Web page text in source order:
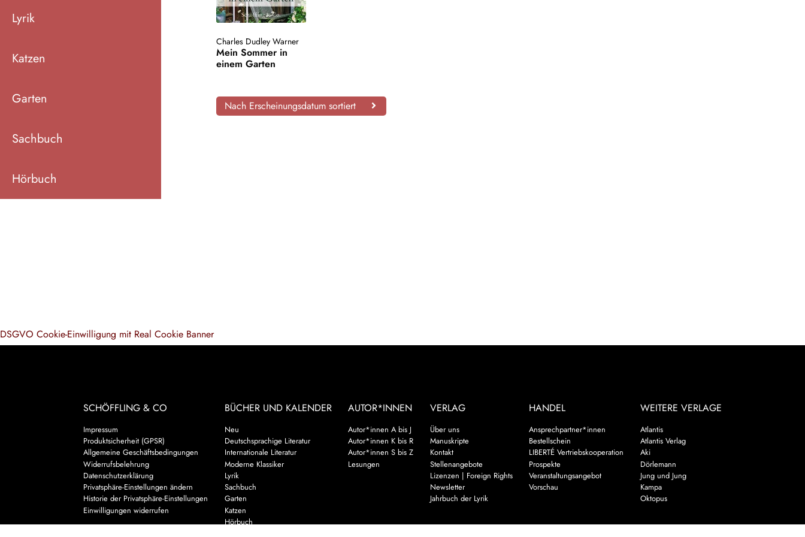
Lyrik
Katzen
Garten
Sachbuch
Hörbuch
Charles Dudley Warner
Mein Sommer in
einem Garten
Nach Erscheinungsdatum sortiert
SCHÖFFLING & CO
Impressum
Produktsicherheit (GPSR)
Allgemeine Geschäftsbedingungen
Widerrufsbelehrung
Datenschutzerklärung
Privatsphäre-Einstellungen ändern
Historie der Privatsphäre-Einstellungen
Einwilligungen widerrufen
BÜCHER UND KALENDER
Neu
Deutschsprachige Literatur
Internationale Literatur
Moderne Klassiker
Lyrik
Sachbuch
Garten
Katzen
Hörbuch
AUTOR*INNEN
Autor*innen A bis J
Autor*innen K bis R
Autor*innen S bis Z
Lesungen
VERLAG
Über uns
Manuskripte
Kontakt
Stellenangebote
Lizenzen | Foreign Rights
Newsletter
Jahrbuch der Lyrik
HANDEL
Ansprechpartner*innen
Bestellschein
LIBERTÉ Vertriebskooperation
Prospekte
Veranstaltungsangebot
Vorschau
WEITERE VERLAGE
Atlantis
Atlantis Verlag
Aki
Dörlemann
Jung und Jung
Kampa
Oktopus
DSGVO Cookie-Einwilligung mit Real Cookie Banner